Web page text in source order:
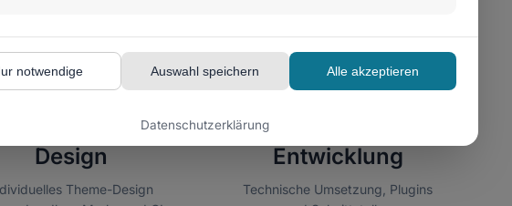
🎨
Design
Theme-Design
⚙️
Entwicklung
Technische Umsetzung, Plugins
notwendige Auswahl speichern Alle akzeptieren
Datenschutzerklärung